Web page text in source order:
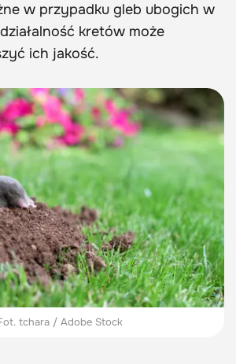
w przypadku gleb ubogich w
kretów może
ich jakość.
tchara / Adobe Stock